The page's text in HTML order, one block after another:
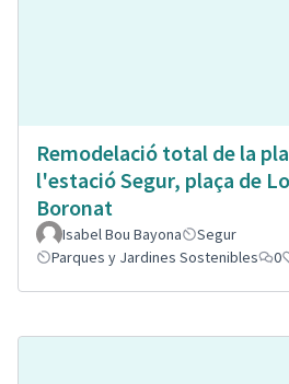
Remodelació total de la
l'estació Segur, plaça de
Boronat
Isabel Bou Bayona
Segur
Parques y Jardines Sostenibles
0